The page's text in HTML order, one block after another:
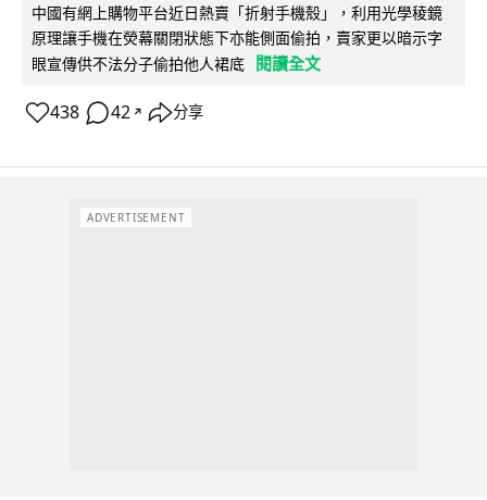
中國有網上購物平台近日熱賣「折射手機殼」，利用光學稜鏡
原理讓手機在熒幕關閉狀態下亦能側面偷拍，賣家更以暗示字
眼宣傳供不法分子偷拍他人裙底
閱讀全文
438 42 ↗ 分享
ADVERTISEMENT